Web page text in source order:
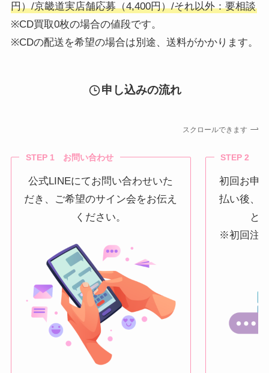
円）/京畿道実店舗応募（4,400円）/それ以外：要相談
※CD買取0枚の場合の値段です。
※CDの配送を希望の場合は別途、送料がかかります。
申し込みの流れ
スクロールできます
STEP 1 お問い合わせ
公式LINEにてお問い合わせいた
だき、ご希望のサイン会をお伝え
ください。
STEP 2 ご
初回お申
払い後、
と
※初回注